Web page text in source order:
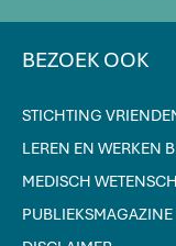
BEZOEK OOK
STICHTING
LEREN EN WERKEN
MEDISCH
PUBLIEKSMAGAZINE